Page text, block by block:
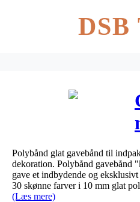
DSB
Polybånd glat gavebånd til
dekoration. Polybånd gavebånd
gave et indbydende og
30 skønne farver i 10 mm glat
(Læs mere)